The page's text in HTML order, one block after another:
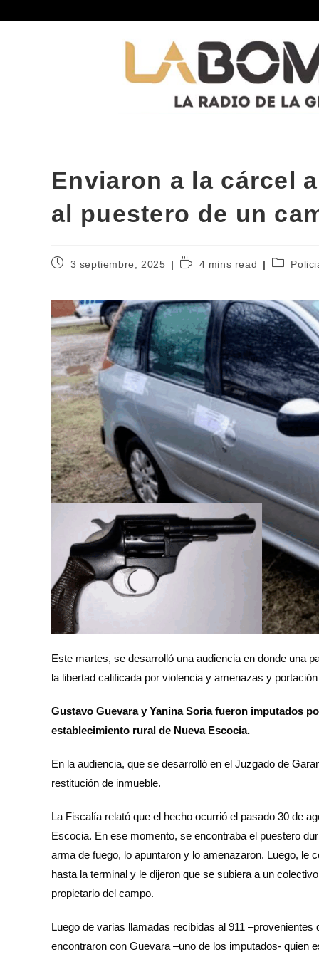
Enviaron a la cárcel
al puestero de un
3 septiembre, 2025 4 mins read
Este martes, se desarrolló una audiencia en donde una
la libertad calificada por violencia y amenazas y
Gustavo Guevara y Yanina Soria fueron imputados
establecimiento rural de Nueva Escocia.
En la audiencia, que se desarrolló en el Juzgado de
restitución de inmueble.
La Fiscalía relató que el hecho ocurrió el pasado 30 de
Escocia. En ese momento, se encontraba el puestero
arma de fuego, lo apuntaron y lo amenazaron. Luego, le
hasta la terminal y le dijeron que se subiera a un
propietario del campo.
Luego de varias llamadas recibidas al 911
encontraron con Guevara –uno de los imputados- quien